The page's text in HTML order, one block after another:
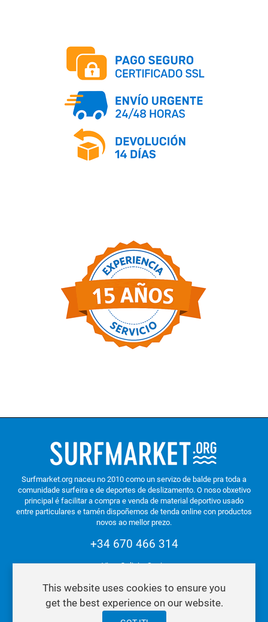
Surfmarket.org naceu no 2010 como un servizo de balde pra toda a
comunidade surfeira e de deportes de deslizamento. O noso obxetivo
principal é facilitar a compra e venda de material deportivo usado
entre particulares e tamén dispoñemos de tenda online con productos
novos ao mellor prezo.
+34 670 466 314
Vigo. Galicia. Spain
Política de Privacidade e Cookies
This website uses cookies to ensure you
get the best experience on our website.